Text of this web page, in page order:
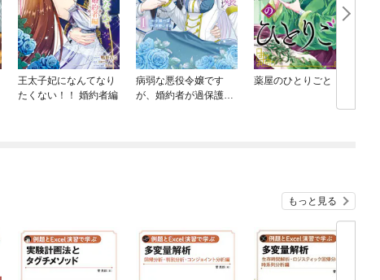
王太子妃になんてなり
たくない！！ 婚約者編
病弱な悪役令嬢です
が、婚約者が過保護す
薬屋のひとりごと
もっと見る